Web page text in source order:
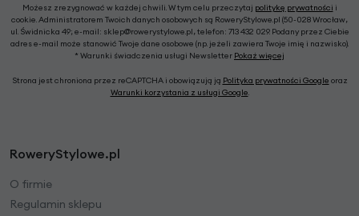
Możesz zrezygnować w każdej chwili. W tym celu przeczytaj politykę prywatności i
cookie. Administratorem Twoich danych osobowych są RoweryStylowe.pl (50-028 Wrocław,
ul. Świdnicka 49; e-mail: sklep@rowerystylowe.pl, telefon: 713 432 029. Podany przez Ciebie
adres e-mail może stanowić Twoje dane osobowe (np. jeżeli zawiera Twoje imię i nazwisko).
* Warunki świadczenia usługi Newsletter Pokaż więcej
Strona jest chroniona przez reCAPTCHA i obowiązują ją Polityka prywatności Google oraz
Warunki korzystania z usługi Google.
RoweryStylowe.pl
O firmie
Regulamin sklepu